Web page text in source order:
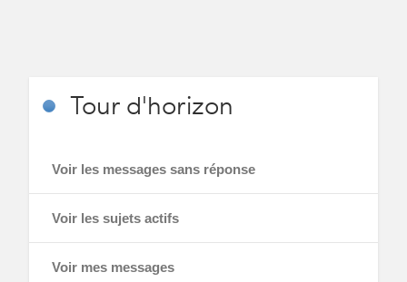
Tourd'horizon
Voir les messages sans réponse
Voir les sujets actifs
Voir mes messages